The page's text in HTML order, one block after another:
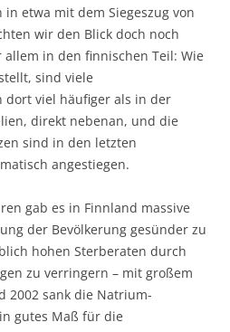
etwa mit dem Siegeszug von
wir den Blick doch noch
in den finnischen Teil: Wie
sind viele
dort viel häufiger als in der
direkt nebenan, und die
sind in den letzten
angestiegen.
gab es in Finnland massive
der Bevölkerung gesünder zu
hohen Sterberaten durch
zu verringern – mit großem
2002 sank die Natrium-
gutes Maß für die